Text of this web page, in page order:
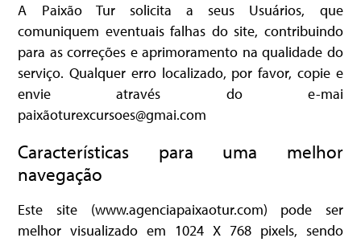
A Paixão Tur solicita a seus Usuários, que
comuniquem eventuais falhas do site, contribuindo
para as correções e aprimoramento na qualidade do
serviço. Qualquer erro localizado, por favor, copie e
envie através do e-mai
paixãoturexcursoes@gmai.com
Características para uma melhor
navegação
Este site (www.agenciapaixaotur.com) pode ser
melhor visualizado em 1024 X 768 pixels, sendo